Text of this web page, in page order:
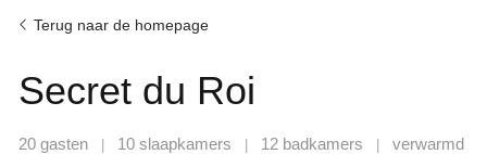
Terug naar de homepage
Secret du Roi
20 gasten | 10 slaapkamers | 12 badkamers |
verwarmd